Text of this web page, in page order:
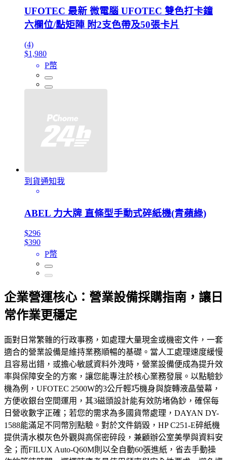
UFOTEC 最新 微電腦 UFOTEC 雙色打卡鐘
六欄位/點矩陣 附2支色帶及50張卡片
(4)
$1,980
P幣
到貨通知我
ABEL 力大牌 直條型手動式碎紙機(青蘋綠)
$296
$390
P幣
企業營運核心：營業設備採購指南，讓日
常作業更穩定
面對日常繁雜的行政事務，如處理大量現金或機密文件，一套
適合的營業設備是維持業務順暢的基礎。當人工處理速度緩慢
且容易出錯，或擔心敏感資料外洩時，營業設備便成為提升效
率與保障安全的方案，讓您能專注於核心業務發展。以點驗鈔
機為例，UFOTEC 2500W的3公斤輕巧機身與旋轉液晶螢幕，
方便收銀台空間運用，其3磁頭設計能有效防堵偽鈔，確保每
日營收數字正確；若您的需求為多國貨幣處理，DAYAN DY-
1588能滿足不同幣別點驗。對於文件銷毀，HP C251-E碎紙機
提供清水模灰色外觀與高保密碎段，兼顧辦公室美學與資料安
全；而FILUX Auto-Q60M則以全自動60張進紙，省去手動操